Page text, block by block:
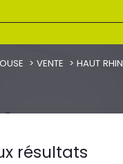
VENTE HAUT RHIN
résultats